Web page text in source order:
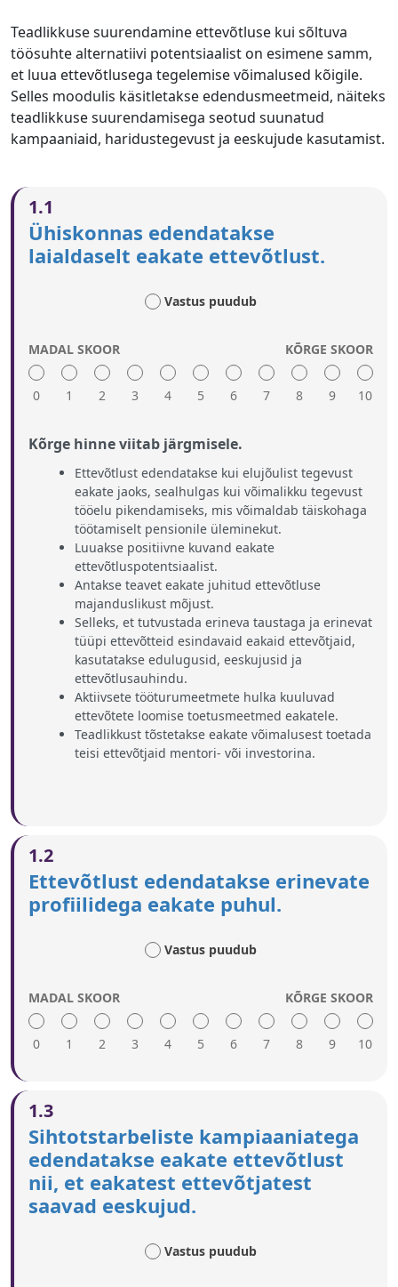
Teadlikkuse suurendamine ettevõtluse kui sõltuva
töösuhte alternatiivi potentsiaalist on esimene samm,
et luua ettevõtlusega tegelemise võimalused kõigile.
Selles moodulis käsitletakse edendusmeetmeid, näiteks
teadlikkuse suurendamisega seotud suunatud
kampaaniaid, haridustegevust ja eeskujude kasutamist.
1.1
Ühiskonnas edendatakse
laialdaselt eakate ettevõtlust.
Vastus puudub
MADAL SKOOR
0 1 2 3 4 5 6 7 8 9
KÕRGE SKOOR
10
Kõrge hinne viitab järgmisele.
Ettevõtlust edendatakse kui elujõulist tegevust
eakate jaoks, sealhulgas kui võimalikku tegevust
tööelu pikendamiseks, mis võimaldab täiskohaga
töötamiselt pensionile üleminekut.
Luuakse positiivne kuvand eakate
ettevõtluspotentsiaalist.
Antakse teavet eakate juhitud ettevõtluse
majanduslikust mõjust.
Selleks, et tutvustada erineva taustaga ja erinevat
tüüpi ettevõtteid esindavaid eakaid ettevõtjaid,
kasutatakse edulugusid, eeskujusid ja
ettevõtlusauhindu.
Aktiivsete tööturumeetmete hulka kuuluvad
ettevõtete loomise toetusmeetmed eakatele.
Teadlikkust tõstetakse eakate võimalusest toetada
teisi ettevõtjaid mentori- või investorina.
1.2
Ettevõtlust edendatakse erinevate
profiilidega eakate puhul.
Vastus puudub
MADAL SKOOR
0 1 2 3 4 5 6 7 8 9
KÕRGE SKOOR
10
tutvustada erineva taustaga eakaid ettevõtjaid,
kasutatakse kampaaniaid, edulugusid, eeskujusid
ja ettevõtlusauhindu.
Sõnumid on kohandatud eakate meeste ja naiste
erinevatele profiilidele (nt üleminekuks töölt
aktiivseks muutumiseks).
1.3
Sihtotstarbeliste kampiaaniatega
edendatakse eakate ettevõtlust
nii, et eakatest ettevõtjatest
saavad eeskujud.
Vastus puudub